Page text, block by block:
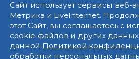
Сайт использует сервисы веб-
Метрика и LiveInternet.
этот Сайт, вы соглашаетесь с
cookie-файлов и других данных
данной Политикой
обработки персональных